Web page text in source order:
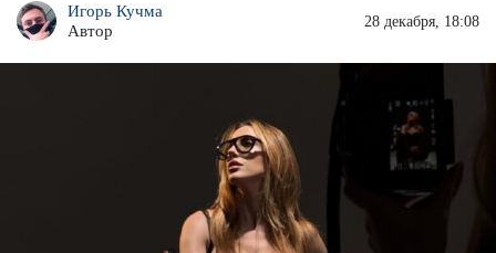
Игорь Кучма
Автор
28 декабря, 18:08